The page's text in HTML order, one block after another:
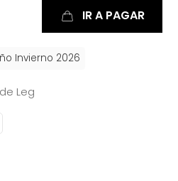
IR A PAGAR
Invierno 2026
Leg